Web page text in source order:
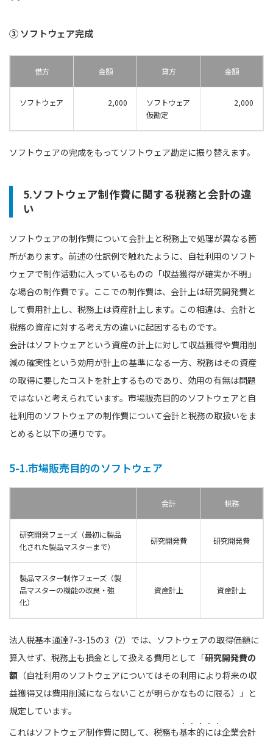
③ ソフトウェア完成
借方 金額 貸方 金額
ソフトウェア 2,000
ソフトウェア
仮勘定
2,000
ソフトウェアの完成をもってソフトウェア勘定に振り替えます。
5.ソフトウェア制作費に関する税務と会計の違
い
ソフトウェアの制作費について会計上と税務上で処理が異なる箇
所があります。前述の仕訳例で触れたように、自社利用のソフト
ウェアで制作活動に入っているものの「収益獲得が確実か不明」
な場合の制作費です。ここでの制作費は、会計上は研究開発費と
して費用計上し、税務上は資産計上します。この相違は、会計と
税務の資産に対する考え方の違いに起因するものです。
会計はソフトウェアという資産の計上に対して収益獲得や費用削
減の確実性という効用が計上の基準になる一方、税務はその資産
の取得に要したコストを計上するものであり、効用の有無は問題
ではないと考えられています。市場販売目的のソフトウェアと自
社利用のソフトウェアの制作費について会計と税務の取扱いをま
とめると以下の通りです。
5-1.市場販売目的のソフトウェア
会計 税務
研究開発フェーズ （最初に製品
化された製品マスターまで）
研究開発費 研究開発費
製品マスター制作フェーズ （製
品マスターの機能の改良・強
化）
資産計上 資産計上
法人税基本通達7-3-15の3（2）では、ソフトウェアの取得価額に
算入せず、税務上も損金として扱える費用として「研究開発費の
額 （自社利用のソフトウェアについてはその利用により将来の収
益獲得又は費用削減にならないことが明らかなものに限る）」と
規定しています。
これはソフトウェア制作費に関して、税務も基本的には企業会計